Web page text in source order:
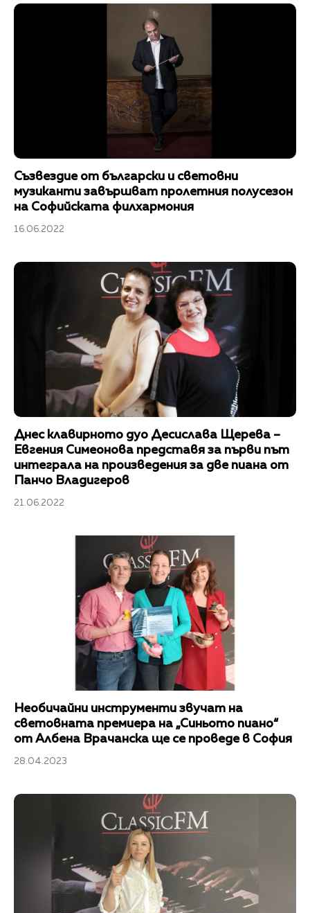
Съзвездие от български и световни
музиканти завършват пролетния полусезон
на Софийската филхармония
16.06.2022
Днес клавирното дуо Десислава Щерева –
Евгения Симеонова представя за първи път
интеграла на произведения за две пиана от
Панчо Владигеров
21.06.2022
Необичайни инструменти звучат на
световната премиера на „Синьото пиано“
от Албена Врачанска ще се проведе в София
28.04.2023